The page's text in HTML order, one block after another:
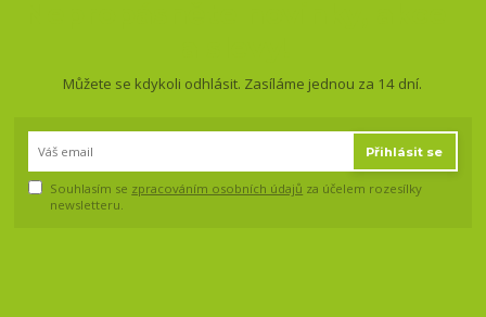
Můžete se kdykoli odhlásit. Zasíláme jednou za 14 dní.
Přihlásit se
Souhlasím se zpracováním osobních údajů za účelem rozesílky
newsletteru.